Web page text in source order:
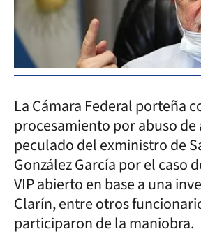
La Cámara Federal porteña
procesamiento por abuso
peculado del exministro de
González García por el caso
VIP abierto en base a una
Clarín, entre otros
participaron de la maniobra.